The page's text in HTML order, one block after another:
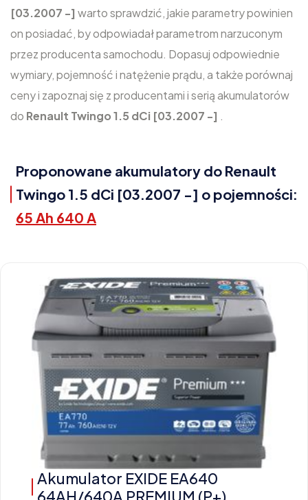
[03.2007 -] warto sprawdzić, jakie parametry powinien
on posiadać, by odpowiadał parametrom narzuconym
przez producenta samochodu. Dopasuj odpowiednie
wymiary, pojemność i natężenie prądu, a także porównaj
ceny i zapoznaj się z producentami i serią akumulatorów
do Renault Twingo 1.5 dCi [03.2007 -] .
Proponowane akumulatory do Renault
Twingo 1.5 dCi [03.2007 -] o pojemności:
65 Ah 640 A
Akumulator EXIDE EA640